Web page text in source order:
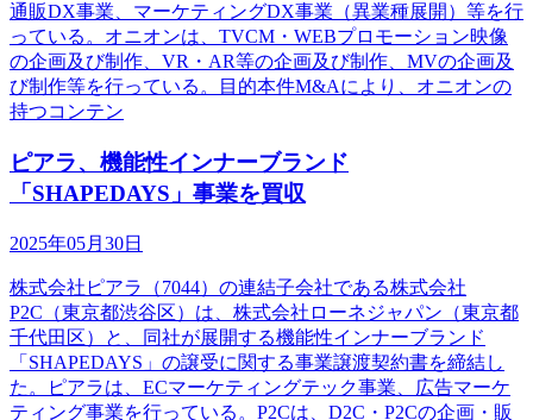
通販DX事業、マーケティングDX事業（異業種展開）等を行
っている。オニオンは、TVCM・WEBプロモーション映像
の企画及び制作、VR・AR等の企画及び制作、MVの企画及
び制作等を行っている。目的本件M&Aにより、オニオンの
持つコンテン
ピアラ、機能性インナーブランド
「SHAPEDAYS」事業を買収
2025年05月30日
株式会社ピアラ（7044）の連結子会社である株式会社
P2C（東京都渋谷区）は、株式会社ローネジャパン（東京都
千代田区）と、同社が展開する機能性インナーブランド
「SHAPEDAYS」の譲受に関する事業譲渡契約書を締結し
た。ピアラは、ECマーケティングテック事業、広告マーケ
ティング事業を行っている。P2Cは、D2C・P2Cの企画・販